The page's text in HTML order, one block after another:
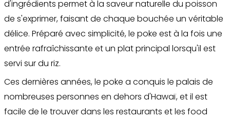
d'ingrédients permet à la saveur naturelle du poisson
de s'exprimer, faisant de chaque bouchée un véritable
délice. Préparé avec simplicité, le poke est à la fois une
entrée rafraîchissante et un plat principal lorsqu'il est
servi sur du riz.
Ces dernières années, le poke a conquis le palais de
nombreuses personnes en dehors d'Hawaï, et il est
facile de le trouver dans les restaurants et les food